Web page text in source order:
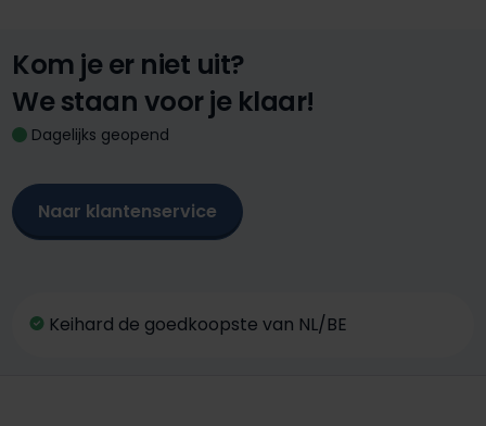
Kom je er niet uit?
We staan voor je klaar!
Dagelijks geopend
Naar klantenservice
Keihard de goedkoopste van NL/BE